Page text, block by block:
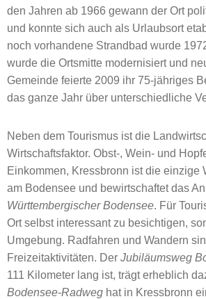
den Jahren ab 1966 gewann der Ort
und konnte sich auch als Urlaubsort
noch vorhandene Strandbad wurde
wurde die Ortsmitte modernisiert und
Gemeinde feierte 2009 ihr 75-jähriges
das ganze Jahr über unterschiedliche
Neben dem Tourismus ist die
Wirtschaftsfaktor. Obst-, Wein- und
Einkommen, Kressbronn ist die einzige
am Bodensee und bewirtschaftet das
Württembergischer Bodensee. Für
Ort selbst interessant zu besichtigen,
Umgebung. Radfahren und Wandern
Freizeitaktivitäten. Der Jubiläumsweg
111 Kilometer lang ist, trägt erheblich
Bodensee-Radweg hat in Kressbronn